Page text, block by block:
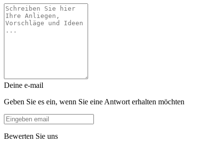
Deine e-mail
Geben Sie es ein, wenn Sie eine Antwort erhalten möchten
Bewerten Sie uns